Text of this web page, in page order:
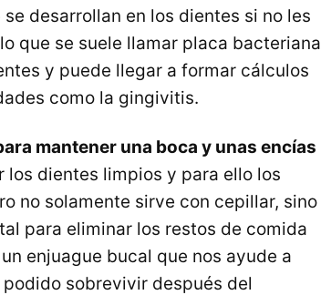
desarrollan en los dientes si no les
que se suele llamar placa bacteriana
y puede llegar a formar cálculos
como la gingivitis.
mantener una boca y unas encías
los dientes limpios y para ello los
no solamente sirve con cepillar, sino
para eliminar los restos de comida
enjuague bucal que nos ayude a
sobrevivir después del